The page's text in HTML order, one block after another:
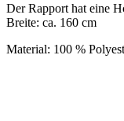
Der Rapport hat eine
Breite: ca. 160 cm
Material: 100 %